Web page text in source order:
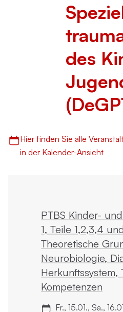
des
Hier finden Sie alle
in der Kalender-Ansicht
PTBS Kinder-
1, Teile 1,2,3,4
Theoretische
Neurobiologie,
Herkunftssystem,
Kompetenzen
Fr., 15.01., Sa.,